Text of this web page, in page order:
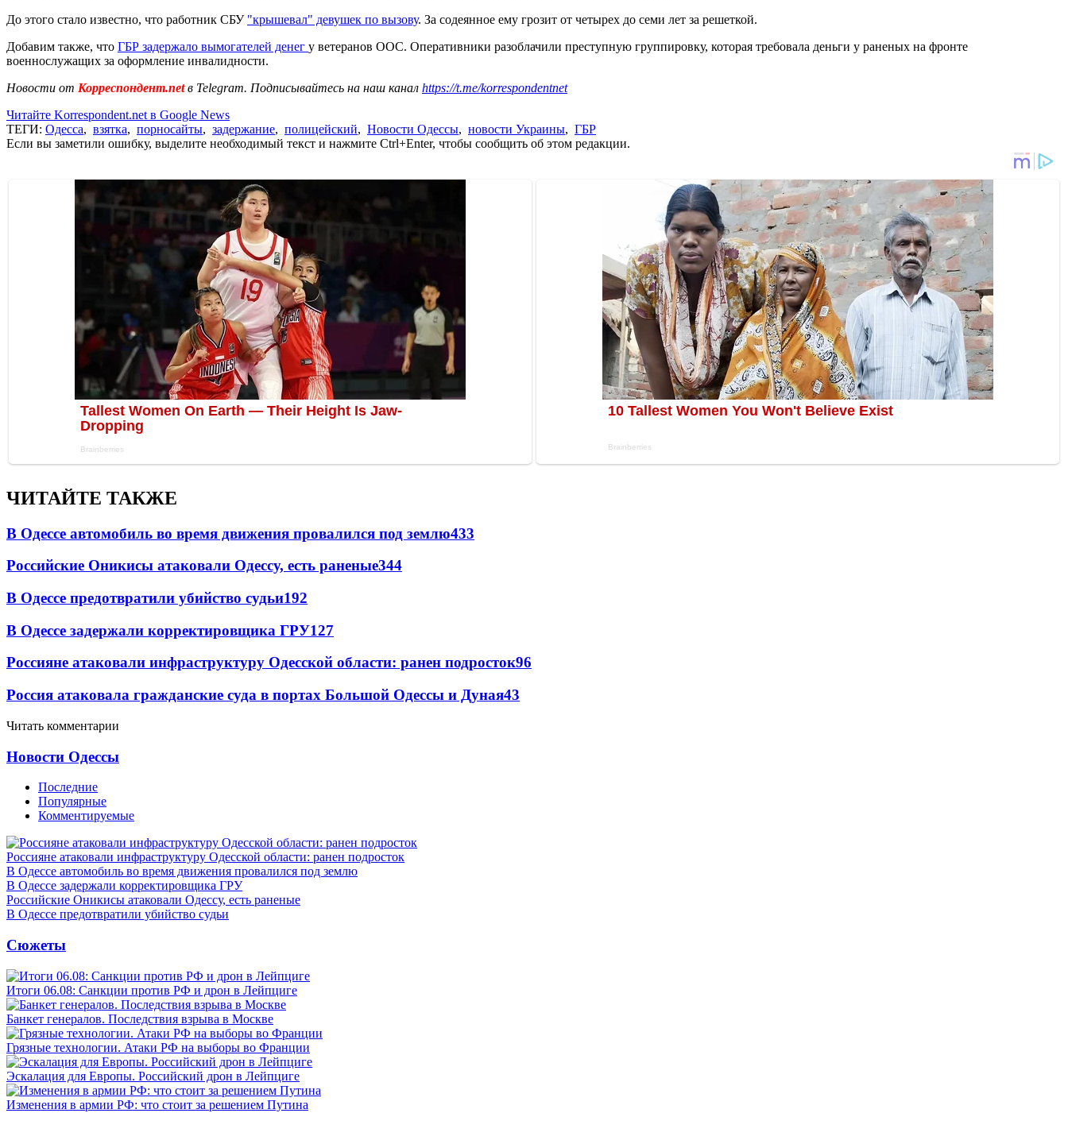
До этого стало известно, что работник СБУ "крышевал" девушек по вызову. За содеянное ему грозит от четырех до семи лет за решеткой.
Добавим также, что ГБР задержало вымогателей денег у ветеранов ООС. Оперативники разоблачили преступную группировку, которая требовала деньги у раненых на фронте
военнослужащих за оформление инвалидности.
Новости от Корреспондент.netв Telegram. Подписывайтесь на наш канал https://t.me/korrespondentnet
Читайте Korrespondent.net в Google News
ТЕГИ: Одесса, взятка, порносайты, задержание, полицейский, Новости Одессы, новости Украины, ГБР
Если вы заметили ошибку, выделите необходимый текст и нажмите Ctrl+Enter, чтобы сообщить об этом редакции.
ЧИТАЙТЕ ТАКЖЕ
В Одессе автомобиль во время движения провалился под землю433
Российские Оникисы атаковали Одессу, есть раненые344
В Одессе предотвратили убийство судьи192
В Одессе задержали корректировщика ГРУ127
Россияне атаковали инфраструктуру Одесской области: ранен подросток96
Россия атаковала гражданские суда в портах Большой Одессы и Дуная43
Читать комментарии
Новости Одессы
Последние
Популярные
Комментируемые
Россияне атаковали инфраструктуру Одесской области: ранен подросток
В Одессе автомобиль во время движения провалился под землю
В Одессе задержали корректировщика ГРУ
Российские Оникисы атаковали Одессу, есть раненые
В Одессе предотвратили убийство судьи
Сюжеты
Итоги 06.08: Санкции против РФ и дрон в Лейпциге
Банкет генералов. Последствия взрыва в Москве
Грязные технологии. Атаки РФ на выборы во Франции
Эскалация для Европы. Российский дрон в Лейпциге
Изменения в армии РФ: что стоит за решением Путина